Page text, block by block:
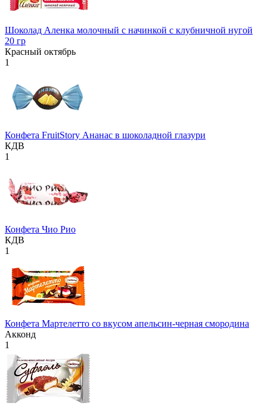
Шоколад Аленка молочный с начинкой с клубничной нугой
20 гр
Красный октябрь
1
Конфета FruitStory Ананас в шоколадной глазури
КДВ
1
Конфета Чио Рио
КДВ
1
Конфета Мартелетто со вкусом апельсин-черная смородина
Акконд
1